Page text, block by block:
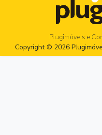
Plugimóveis e
Copyright © 2026